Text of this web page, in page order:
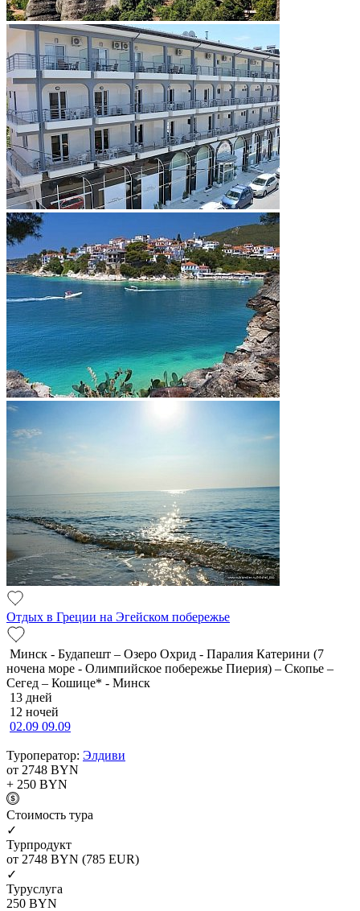
Отдых в Греции на Эгейском побережье
Минск - Будапешт – Озеро Охрид - Паралия Катерини (7
ночена море - Олимпийское побережье Пиерия) – Скопье –
Сегед – Кошице* - Минск
13 дней
12 ночей
02.09 09.09
Туроператор: Элдиви
от 2748 BYN
+ 250 BYN
Cтоимость тура
✓
Турпродукт
от 2748 BYN (785 EUR)
✓
Туруслуга
250 BYN